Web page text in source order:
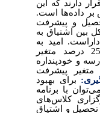
دارند که این
داده‌ها است.
و پیشرفت
اشتیاق به
امید به
تحصیل و خودپنداره تحصیلی 25 درصد متغیر
و خودپنداره
متغیر پیشرفت
برای بهبود
با برنامه
کلاس‌های
و اشتیاق